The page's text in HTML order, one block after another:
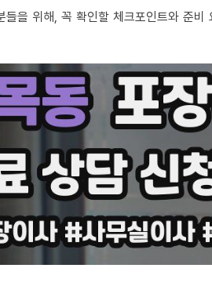
을 위해, 꼭 확인할 체크포인트와 준비